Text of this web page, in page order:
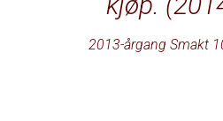
2013-årgang Smakt